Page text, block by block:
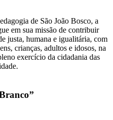
de São João Bosco, a
em sua missão de contribuir
justa, humana e igualitária, com
crianças, adultos e idosos, na
exercício da cidadania das